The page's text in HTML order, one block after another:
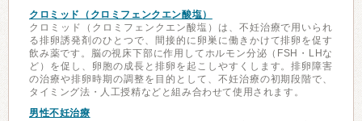
クロミッド（クロミフェンクエン酸塩）
クロミッド（クロミフェンクエン酸塩）は、不妊治療で用いられ
る排卵誘発剤のひとつで、間接的に卵巣に働きかけて排卵を促す
飲み薬です。脳の視床下部に作用してホルモン分泌（FSH・LHな
ど）を促し、卵胞の成長と排卵を起こしやすくします。排卵障害
の治療や排卵時期の調整を目的として、不妊治療の初期段階で、
タイミング法・人工授精などと組み合わせて使用されます。
男性不妊治療